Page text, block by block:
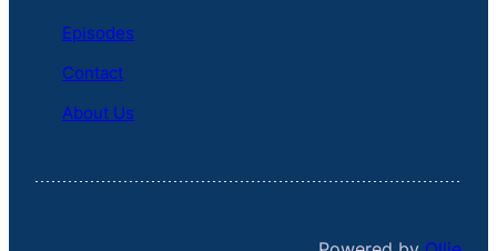
Episodes
Contact
About Us